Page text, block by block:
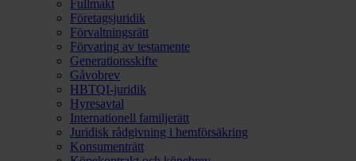
Fullmakt
Företagsjuridik
Förvaltningsrätt
Förvaring av testamente
Generationsskifte
Gåvobrev
HBTQI-juridik
Hyresavtal
Internationell familjerätt
Juridisk rådgivning i hemförsäkring
Konsumenträtt